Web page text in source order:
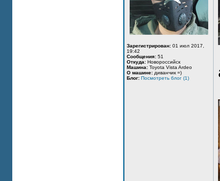
Зарегистрирован: 01 июл 2017,
19:42
Сообщения: 51
Откуда: Новороссийск
Машина: Toyota Vista Ardeo
О машине: диванчик =)
Блог: Посмотреть блог (1)